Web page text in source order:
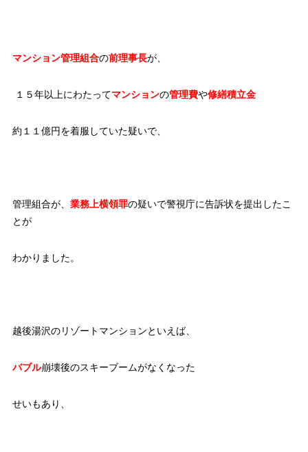
マンション管理組合の前理事長が、
１５年以上にわたってマンションの管理費や修繕積立金
約１１億円を着服していた疑いで、
管理組合が、 業務上横領罪の疑いで警視庁に告訴状を提出したこ
とが
わかりました。
越後湯沢のリゾートマンションといえば、
バブル崩壊後のスキーブームがなくなった
せいもあり、